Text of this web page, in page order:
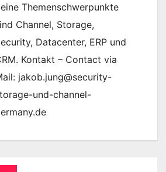
Themenschwerpunkte
Channel, Storage,
Datacenter, ERP und
Kontakt – Contact via
jakob.jung@security-
und-channel-